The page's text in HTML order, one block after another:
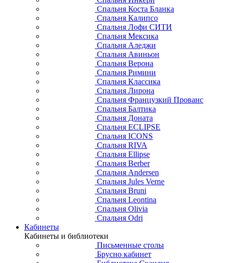
Спальня Коста Бланка
Спальня Калипсо
Спальня Лофи СИТИ
Спальня Мексика
Спальня Аледжи
Спальня Авиньон
Спальня Верона
Спальня Римини
Спальня Классика
Спальня Лирона
Спальня Французкий Прованс
Спальня Балтика
Спальня Доната
Спальня ECLIPSE
Спальня ICONS
Спальня RIVA
Спальня Ellipse
Спальня Berber
Спальня Andersen
Спальня Jules Verne
Спальня Bruni
Спальня Leontina
Спальня Olivia
Спальня Odri
Кабинеты
Кабинеты и библиотеки
Письменные столы
Брусно кабинет